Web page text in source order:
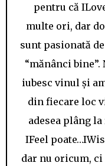
pentru că
multe ori, dar
sunt pasionată
“mănânci
iubesc vinul și
din fiecare loc
adesea plâng
IFeel
dar nu oricum, ci